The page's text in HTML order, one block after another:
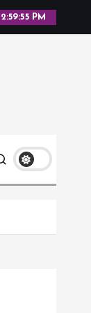
2:59:57 PM